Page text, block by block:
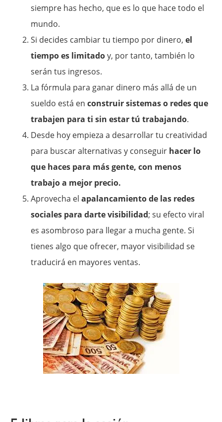
siempre has hecho, que es lo que hace todo el
mundo.
Si decides cambiar tu tiempo por dinero,el
tiempo es limitadoy, por tanto, también lo
serán tus ingresos.
La fórmula para ganar dinero más allá de un
sueldo está enconstruir sistemas o redes que
trabajen para ti sin estar tú trabajando.
Desde hoy empieza a desarrollar tu creatividad
para buscar alternativas y conseguir hacer lo
que haces para más gente, con menos
trabajo a mejor precio.
Aprovecha el apalancamiento de las redes
sociales para darte visibilidad; su efecto viral
es asombroso para llegar a mucha gente. Si
tienes algo que ofrecer, mayor visibilidad se
traducirá en mayores ventas.